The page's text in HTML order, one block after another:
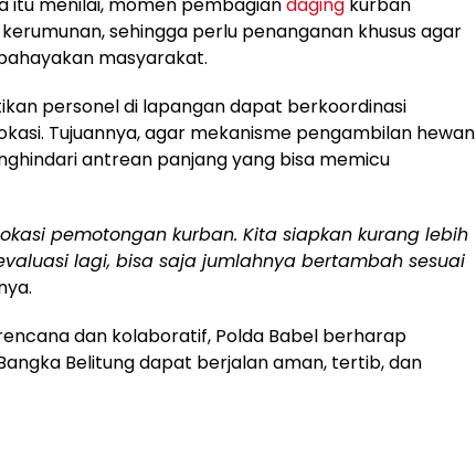
sehingga perlu penanganan khusus agar
masyarakat.
personel di lapangan dapat berkoordinasi
Tujuannya, agar mekanisme pengambilan hewan
antrean panjang yang bisa memicu
pemotongan kurban. Kita siapkan kurang lebih
lagi, bisa saja jumlahnya bertambah sesuai
dan kolaboratif, Polda Babel berharap
Belitung dapat berjalan aman, tertib, dan